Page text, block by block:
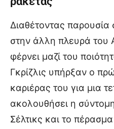
Διαθέτοντας
στην άλλη πλευρά του
φέρνει μαζί του
Γκρίζλις υπήρξαν ο
καριέρας του για μια
ακολουθήσει η
Σέλτικς και το